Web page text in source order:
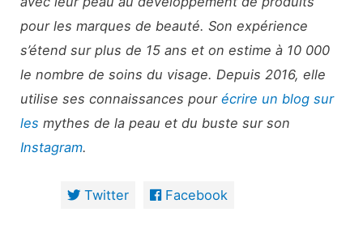
pour les marques de beauté. Son expérience
s’étend sur plus de 15 ans et on estime à 10 000
le nombre de soins du visage. Depuis 2016, elle
utilise ses connaissances pourécrire un blog sur
les mythes de la peau et du buste sur son
Instagram.
Twitter Facebook